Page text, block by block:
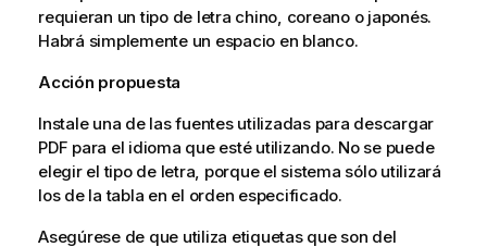
requieran un tipo de letra chino, coreano o japonés.
Habrá simplemente un espacio en blanco.
Acción propuesta
Instale una de las fuentes utilizadas para descargar
PDF para el idioma que esté utilizando. No se puede
elegir el tipo de letra, porque el sistema sólo utilizará
los de la tabla en el orden especificado.
Asegúrese de que utiliza etiquetas que son del